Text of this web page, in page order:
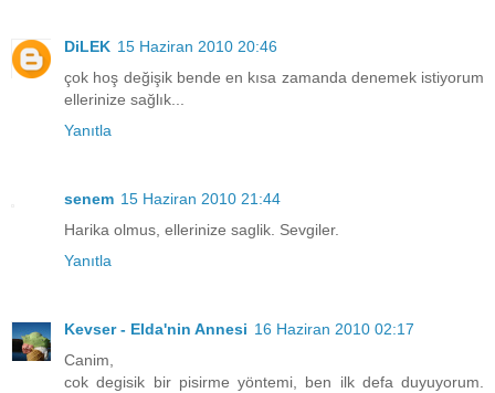
DiLEK 15 Haziran 2010 20:46
çok hoş değişik bende en kısa zamanda denemek istiyorum
ellerinize sağlık...
Yanıtla
senem 15 Haziran 2010 21:44
Harika olmus, ellerinize saglik. Sevgiler.
Yanıtla
Kevser - Elda'nin Annesi 16 Haziran 2010 02:17
Canim,
cok degisik bir pisirme yöntemi, ben ilk defa duyuyorum.